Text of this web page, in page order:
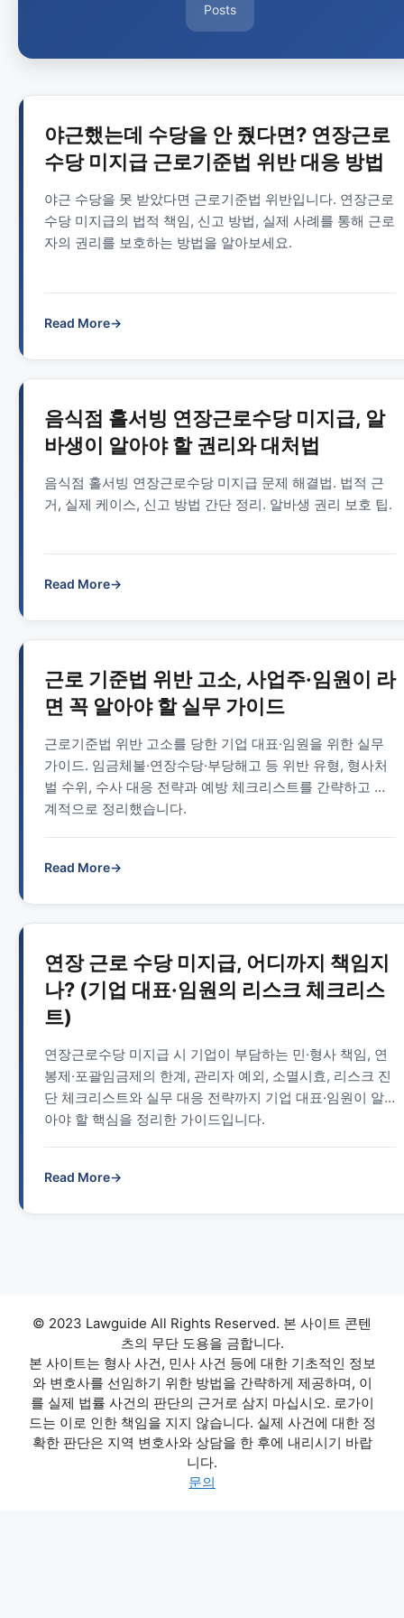
Posts
야근했는데 수당을 안 줬다면? 연장근로
수당 미지급 근로기준법 위반 대응 방법
야근 수당을 못 받았다면 근로기준법 위반입니다. 연장근로
수당 미지급의 법적 책임, 신고 방법, 실제 사례를 통해 근로
자의 권리를 보호하는 방법을 알아보세요.
Read More→
음식점 홀서빙 연장근로수당 미지급, 알
바생이 알아야 할 권리와 대처법
음식점 홀서빙 연장근로수당 미지급 문제 해결법. 법적 근
거, 실제 케이스, 신고 방법 간단 정리. 알바생 권리 보호 팁.
Read More→
근로 기준법 위반 고소, 사업주·임원이 라
면 꼭 알아야 할 실무 가이드
근로기준법 위반 고소를 당한 기업 대표·임원을 위한 실무
가이드. 임금체불·연장수당·부당해고 등 위반 유형, 형사처
벌 수위, 수사 대응 전략과 예방 체크리스트를 간략하고 체
계적으로 정리했습니다.
Read More→
연장 근로 수당 미지급, 어디까지 책임지
나? (기업 대표·임원의 리스크 체크리스
트)
연장근로수당 미지급 시 기업이 부담하는 민·형사 책임, 연
봉제·포괄임금제의 한계, 관리자 예외, 소멸시효, 리스크 진
단 체크리스트와 실무 대응 전략까지 기업 대표·임원이 알
아야 할 핵심을 정리한 가이드입니다.
Read More→
© 2023 Lawguide All Rights Reserved. 본 사이트 콘텐
츠의 무단 도용을 금합니다.
본 사이트는 형사 사건, 민사 사건 등에 대한 기초적인 정보
와 변호사를 선임하기 위한 방법을 간략하게 제공하며, 이
를 실제 법률 사건의 판단의 근거로 삼지 마십시오. 로가이
드는 이로 인한 책임을 지지 않습니다. 실제 사건에 대한 정
확한 판단은 지역 변호사와 상담을 한 후에 내리시기 바랍
니다.
문의